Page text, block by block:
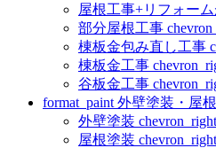
屋根工事+リフォー
部分屋根工事
棟板金包み直し工事
棟板金工事
谷板金工事
format_paint 外壁塗装・屋
外壁塗装 chevron_right
屋根塗装 chevron_right